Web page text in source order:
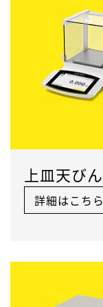
上皿天びん
詳細はこちら